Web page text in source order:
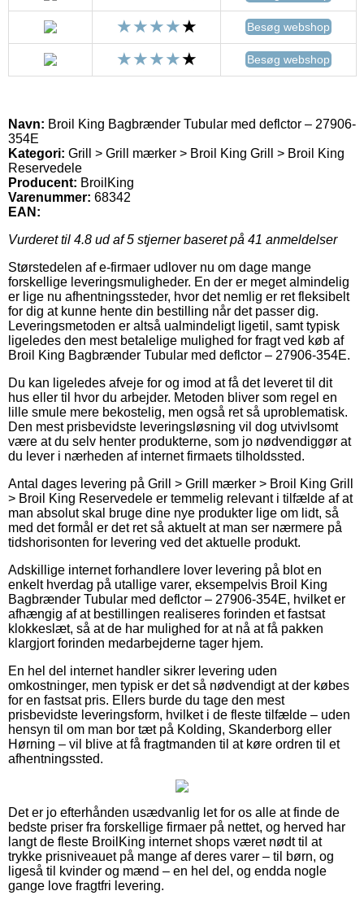
Besøg webshop
Besøg webshop
Navn: Broil King Bagbrænder Tubular med deflctor – 27906-
354E
Kategori: Grill > Grill mærker > Broil King Grill > Broil King
Reservedele
Producent: BroilKing
Varenummer: 68342
EAN:
Vurderet til 4.8 ud af 5 stjerner baseret på 41 anmeldelser
Størstedelen af e-firmaer udlover nu om dage mange
forskellige leveringsmuligheder. En der er meget almindelig
er lige nu afhentningssteder, hvor det nemlig er ret fleksibelt
for dig at kunne hente din bestilling når det passer dig.
Leveringsmetoden er altså ualmindeligt ligetil, samt typisk
ligeledes den mest betalelige mulighed for fragt ved køb af
Broil King Bagbrænder Tubular med deflctor – 27906-354E.
Du kan ligeledes afveje for og imod at få det leveret til dit
hus eller til hvor du arbejder. Metoden bliver som regel en
lille smule mere bekostelig, men også ret så uproblematisk.
Den mest prisbevidste leveringsløsning vil dog utvivlsomt
være at du selv henter produkterne, som jo nødvendiggør at
du lever i nærheden af internet firmaets tilholdssted.
Antal dages levering på Grill > Grill mærker > Broil King Grill
> Broil King Reservedele er temmelig relevant i tilfælde af at
man absolut skal bruge dine nye produkter lige om lidt, så
med det formål er det ret så aktuelt at man ser nærmere på
tidshorisonten for levering ved det aktuelle produkt.
Adskillige internet forhandlere lover levering på blot en
enkelt hverdag på utallige varer, eksempelvis Broil King
Bagbrænder Tubular med deflctor – 27906-354E, hvilket er
afhængig af at bestillingen realiseres forinden et fastsat
klokkeslæt, så at de har mulighed for at nå at få pakken
klargjort forinden medarbejderne tager hjem.
En hel del internet handler sikrer levering uden
omkostninger, men typisk er det så nødvendigt at der købes
for en fastsat pris. Ellers burde du tage den mest
prisbevidste leveringsform, hvilket i de fleste tilfælde – uden
hensyn til om man bor tæt på Kolding, Skanderborg eller
Hørning – vil blive at få fragtmanden til at køre ordren til et
afhentningssted.
Det er jo efterhånden usædvanlig let for os alle at finde de
bedste priser fra forskellige firmaer på nettet, og herved har
langt de fleste BroilKing internet shops været nødt til at
trykke prisniveauet på mange af deres varer – til børn, og
ligeså til kvinder og mænd – en hel del, og endda nogle
gange love fragtfri levering.